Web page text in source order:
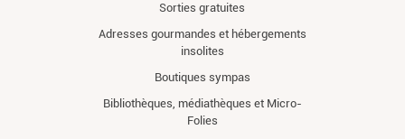
Sorties gratuites
Adresses gourmandes et hébergements
insolites
Boutiques sympas
Bibliothèques, médiathèques et Micro-
Folies